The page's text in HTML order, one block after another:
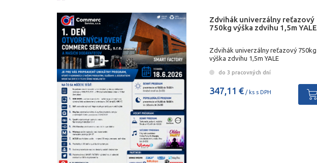
Zdvihák univerzálny reťazový
750kg výška zdvihu 1,5m YALE
Zdvihák univerzálny reťazový 750kg
výška zdvihu 1,5m YALE
do 3 pracovných dní
347,11 € / ks s DPH